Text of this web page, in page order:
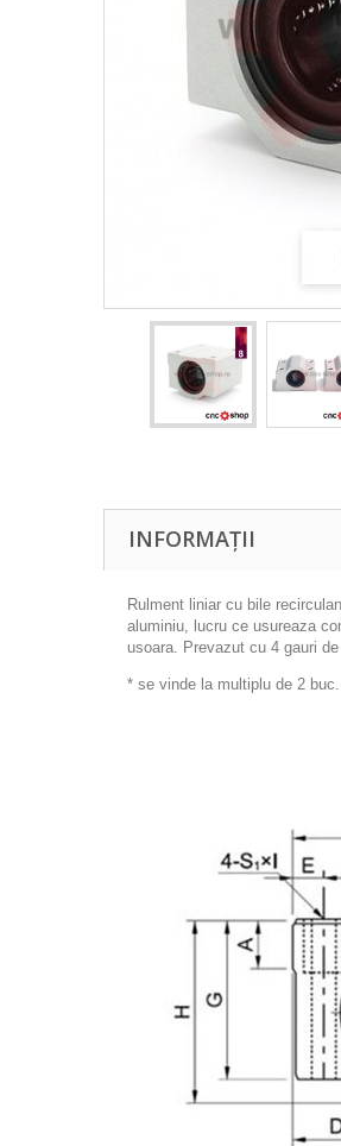
INFORMAȚII
Rulment liniar cu bile
aluminiu, lucru ce usureaza
usoara. Prevazut cu 4 gauri
* se vinde la multiplu de 2 buc.